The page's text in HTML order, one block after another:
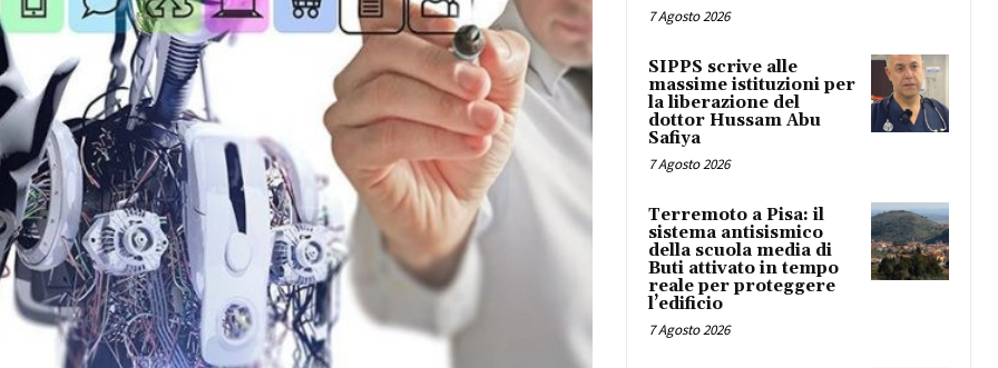
7 Agosto 2026
SIPPS scrive alle
massime istituzioni per
la liberazione del
dottor Hussam Abu
Safiya
7 Agosto 2026
Terremoto a Pisa: il
sistema antisismico
della scuola media di
Buti attivato in tempo
reale per proteggere
l’edificio
7 Agosto 2026